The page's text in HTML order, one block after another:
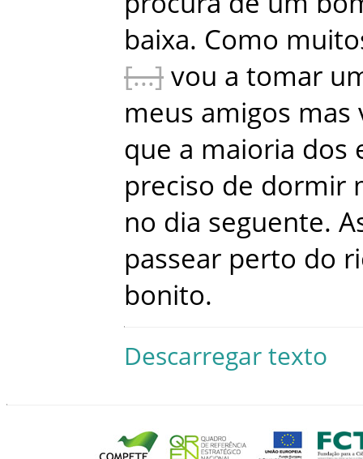
baixa. Como
vou a tomar
meus amigos mas
que a maioria dos
preciso de dormir
no dia seguente.
passear perto do
bonito.
Descarregar texto